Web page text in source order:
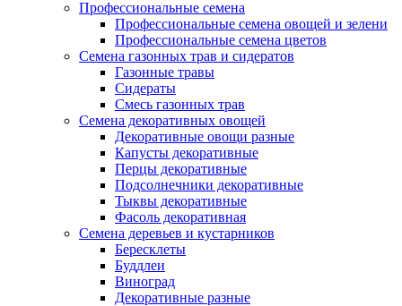
Профессиональные семена
Профессиональные семена овощей и зелени
Профессиональные семена цветов
Семена газонных трав и сидератов
Газонные травы
Сидераты
Смесь газонных трав
Семена декоративных овощей
Декоративные овощи разные
Капусты декоративные
Перцы декоративные
Подсолнечники декоративные
Тыквы декоративные
Фасоль декоративная
Семена деревьев и кустарников
Бересклеты
Буддлеи
Виноград
Декоративные разные